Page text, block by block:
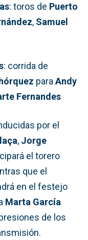
: toros de Puerto
, Samuel
: corrida de
para Andy
Fernandes
por el
, Jorge
el torero
que el
en el festejo
Marta García
de los